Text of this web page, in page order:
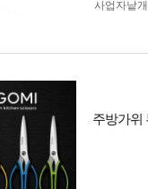
사업자 낱
주방가위